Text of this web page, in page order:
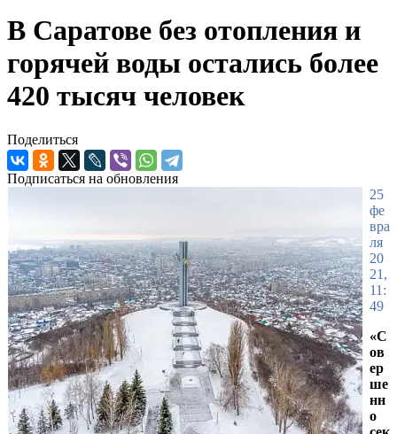
В Саратове без отопления и
горячей воды остались более
420 тысяч человек
Поделиться
Подписаться на обновления
25
фе
вра
ля
20
21,
11:
49
«С
ов
ер
ше
нн
о